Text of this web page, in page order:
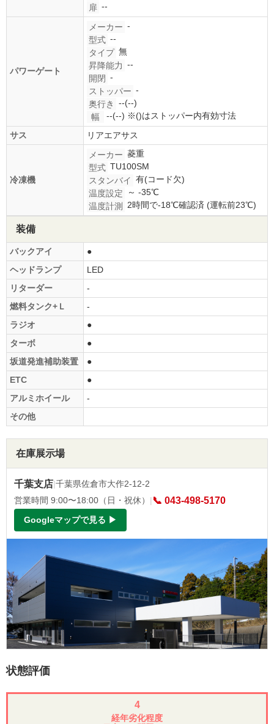
扉 --
パワーゲート
メーカー -
型式 --
タイプ 無
昇降能力 --
開閉 -
ストッパー -
奥行き
--(--)
幅
--(--) ※()はストッパー内有効寸法
サス
リアエアサス
冷凍機
メーカー 菱重
型式 TU100SM
スタンバイ 有(コード欠)
温度設定
～ -35℃
温度計測
2時間で-18℃確認済 (運転前23℃)
装備
バックアイ
●
ヘッドランプ
LED
リターダー
-
燃料タンク+Ｌ
-
ラジオ
●
ターボ
●
坂道発進補助装置
●
ETC
●
アルミホイール
-
その他
在庫展示場
千葉支店|千葉県佐倉市大作2-12-2
営業時間 9:00〜18:00（日・祝休） | 📞 043-498-5170
Googleマップで見る ▶
状態評価
4
経年劣化程度